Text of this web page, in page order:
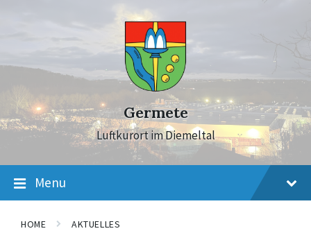
Germete
Luftkurort im Diemeltal
Menu
HOME AKTUELLES